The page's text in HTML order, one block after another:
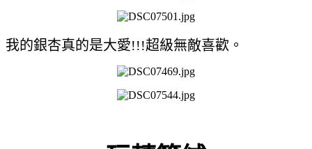
我的銀杏真的是大愛!!!超級無敵喜歡。